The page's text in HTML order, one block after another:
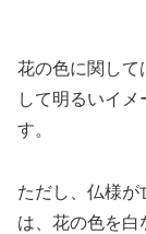
花の色に関して
して明るいイ
す。
ただし、仏様が
は、花の色を白